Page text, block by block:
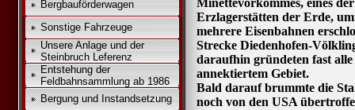
Bergbauförderwagen
Sonstige Fahrzeuge
Unsere Anlage und der
Steinbruch Leferenz
Entstehung der
Feldbahnsammlung ab 1986
Bergung und Instandsetzung
Minettevorkommes, eines
Erzlagerstätten der Erde,
mehrere Eisenbahnen
Strecke Diedenhofen-
daraufhin gründeten fast
annektiertem Gebiet.
Bald darauf brummte die
noch von den USA